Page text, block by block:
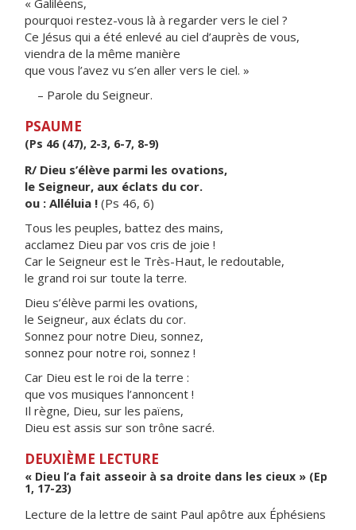
« Galiléens,
pourquoi restez-vous là à regarder vers le ciel ?
Ce Jésus qui a été enlevé au ciel d’auprès de vous,
viendra de la même manière
que vous l’avez vu s’en aller vers le ciel. »
– Parole du Seigneur.
PSAUME
(Ps 46 (47), 2-3, 6-7, 8-9)
R/ Dieu s’élève parmi les ovations,
le Seigneur, aux éclats du cor.
ou : Alléluia ! (Ps 46, 6)
Tous les peuples, battez des mains,
acclamez Dieu par vos cris de joie !
Car le Seigneur est le Très-Haut, le redoutable,
le grand roi sur toute la terre.
Dieu s’élève parmi les ovations,
le Seigneur, aux éclats du cor.
Sonnez pour notre Dieu, sonnez,
sonnez pour notre roi, sonnez !
Car Dieu est le roi de la terre :
que vos musiques l’annoncent !
Il règne, Dieu, sur les païens,
Dieu est assis sur son trône sacré.
DEUXIÈME LECTURE
« Dieu l’a fait asseoir à sa droite dans les cieux » (Ep
1, 17-23)
Lecture de la lettre de saint Paul apôtre aux Éphésiens